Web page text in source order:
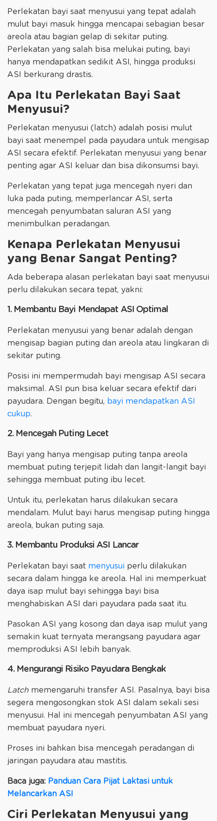
Perlekatan bayi saat menyusui yang tepat adalah
mulut bayi masuk hingga mencapai sebagian besar
areola atau bagian gelap di sekitar puting.
Perlekatan yang salah bisa melukai puting, bayi
hanya mendapatkan sedikit ASI, hingga produksi
ASI berkurang drastis.
Apa Itu Perlekatan Bayi Saat
Menyusui?
Perlekatan menyusui (latch) adalah posisi mulut
bayi saat menempel pada payudara untuk mengisap
ASI secara efektif. Perlekatan menyusui yang benar
penting agar ASI keluar dan bisa dikonsumsi bayi.
Perlekatan yang tepat juga mencegah nyeri dan
luka pada puting, memperlancar ASI, serta
mencegah penyumbatan saluran ASI yang
menimbulkan peradangan.
Kenapa Perlekatan Menyusui
yang Benar Sangat Penting?
Ada beberapa alasan perlekatan bayi saat menyusui
perlu dilakukan secara tepat, yakni:
1. Membantu Bayi Mendapat ASI Optimal
‌Perlekatan menyusui yang benar adalah dengan
mengisap bagian puting dan areola atau lingkaran di
sekitar puting.
Posisi ini mempermudah bayi mengisap ASI secara
maksimal. ASI pun bisa keluar secara efektif dari
payudara. Dengan begitu, bayi mendapatkan ASI
cukup.
2. Mencegah Puting Lecet
Bayi yang hanya mengisap puting tanpa areola
membuat puting terjepit lidah dan langit-langit bayi
sehingga membuat puting ibu lecet.
Untuk itu, perlekatan harus dilakukan secara
mendalam. Mulut bayi harus mengisap puting hingga
areola, bukan puting saja.
3. Membantu Produksi ASI Lancar
Perlekatan bayi saat menyusui perlu dilakukan
secara dalam hingga ke areola. Hal ini memperkuat
daya isap mulut bayi sehingga bayi bisa
menghabiskan ASI dari payudara pada saat itu.
Pasokan ASI yang kosong dan daya isap mulut yang
semakin kuat ternyata merangsang payudara agar
memproduksi ASI lebih banyak.
4. Mengurangi Risiko Payudara Bengkak
Latch memengaruhi transfer ASI. Pasalnya, bayi bisa
segera mengosongkan stok ASI dalam sekali sesi
menyusui. Hal ini mencegah penyumbatan ASI yang
membuat payudara nyeri.
Proses ini bahkan bisa mencegah peradangan di
jaringan payudara atau mastitis.
Baca juga: Panduan Cara Pijat Laktasi untuk
Melancarkan ASI
Ciri Perlekatan Menyusui yang